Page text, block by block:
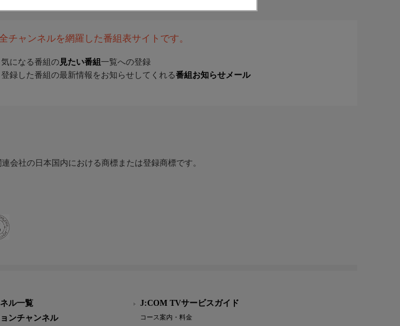
チャンネルを網羅した番組表サイトです。
気になる番組の 見たい番組 一覧への登録
登録した番組の最新情報をお知らせしてくれる番組お知らせメール
会社の日本国内における商標または登録商標です。
ル一覧
ンチャンネル
J:COM TVサービスガイド
コース案内・料金